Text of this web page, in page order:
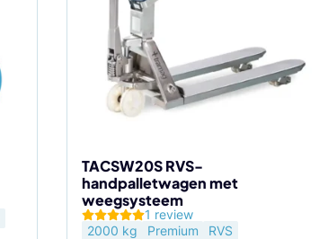
TACSW20S RVS-
handpalletwagen met
weegsysteem
1 review
2000 kg
Premium
RVS